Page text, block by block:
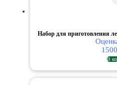
Набор для приготовления
В